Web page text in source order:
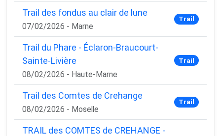
Trail des fondus au clair de lune
07/02/2026 - Marne
Trail
Trail du Phare - Éclaron-Braucourt-
Sainte-Livière
08/02/2026 - Haute-Marne
Trail
Trail des Comtes de Crehange
08/02/2026 - Moselle
Trail
TRAIL des COMTES de CREHANGE -